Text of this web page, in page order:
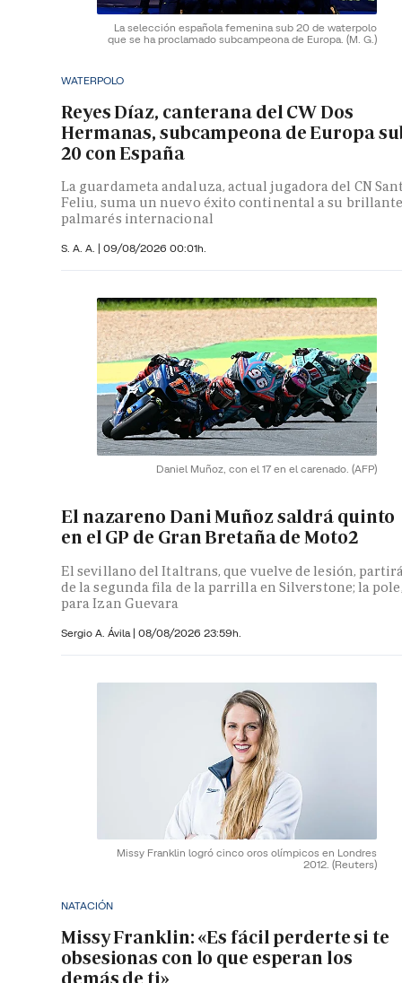
La selección española femenina sub 20 de waterpolo
que se ha proclamado subcampeona de Europa. (M. G.)
WATERPOLO
Reyes Díaz, canterana del CW Dos
Hermanas, subcampeona de Europa
20 con España
La guardameta andaluza, actual jugadora del CN
Feliu, suma un nuevo éxito continental a su
palmarés internacional
S. A. A. | 09/08/2026 00:01h.
Daniel Muñoz, con el 17 en el carenado. (AFP)
El nazareno Dani Muñoz saldrá quinto
en el GP de Gran Bretaña de Moto2
El sevillano del Italtrans, que vuelve de lesión,
de la segunda fila de la parrilla en Silverstone; la
para Izan Guevara
Sergio A. Ávila | 08/08/2026 23:59h.
Missy Franklin logró cinco oros olímpicos en Londres
2012. (Reuters)
NATACIÓN
Missy Franklin: «Es fácil perderte si te
obsesionas con lo que esperan los